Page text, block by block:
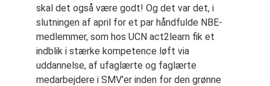
skal det også være godt! Og det var det, i
slutningen af april for et par håndfulde NBE-
medlemmer, som hos UCN act2learn fik et
indblik i stærke kompetence løft via
uddannelse, af ufaglærte og faglærte
medarbejdere i SMV’er inden for den grønne